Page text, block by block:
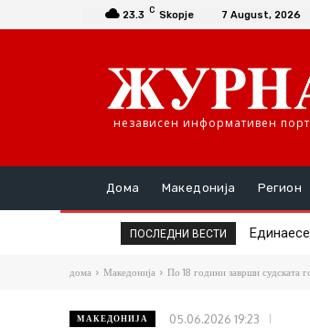
23.3 C Skopje 7 August, 2026
независен информативен
Дома Македонија Регион
ПОСЛЕДНИ ВЕСТИ
дома Македонија По 18 години заврши судската
МАКЕДОНИЈА 05.06.2026 19:23